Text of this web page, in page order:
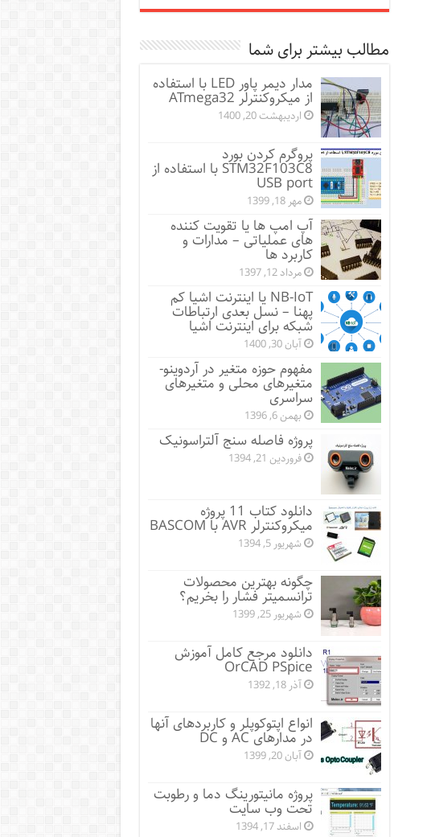
مطالب بیشتر برای شما
مدار دیمر پاور LED با استفاده
از میکروکنترلر ATmega32
اردیبهشت 20, 1400
پروگرم کردن بورد
STM32F103C8 با استفاده از
USB port
مهر 18, 1399
آپ امپ ها یا تقویت کننده
های عملیاتی – مدارات و
کاربرد ها
مرداد 12, 1397
NB-IoT یا اینترنت اشیا کم
پهنا – نسل بعدی ارتباطات
شبکه برای اینترنت اشیا
آبان 30, 1400
مفهوم حوزه متغیر در آردوینو-
متغیرهای محلی و متغیرهای
سراسری
بهمن 6, 1396
پروژه فاصله سنج آلتراسونیک
فروردین 21, 1394
دانلود کتاب 11 پروژه
میکروکنترلر AVR با BASCOM
شهریور 5, 1394
چگونه بهترین محصولات
ترانسمیتر فشار را بخریم؟
شهریور 25, 1399
دانلود مرجع کامل آموزش
OrCAD PSpice
آذر 18, 1392
انواع اپتوکوپلر و کاربردهای آنها
در مدارهای AC و DC
آبان 20, 1399
پروژه مانيتورينگ دما و رطوبت
تحت وب سایت
اسفند 17, 1394